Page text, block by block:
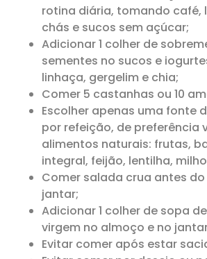
rotina diária, tomando café,
chás e sucos sem açúcar;
Adicionar 1 colher de
sementes no sucos e
linhaça, gergelim e chia;
Comer 5 castanhas ou 10
Escolher apenas uma fonte
por refeição, de preferência
alimentos naturais: frutas,
integral, feijão, lentilha,
Comer salada crua antes
jantar;
Adicionar 1 colher de sopa
virgem no almoço e no
Evitar comer após estar